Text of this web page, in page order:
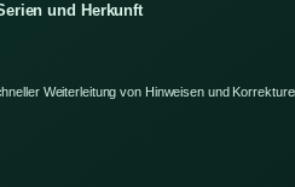
und Herkunft
Weiterleitung von Hinweisen und